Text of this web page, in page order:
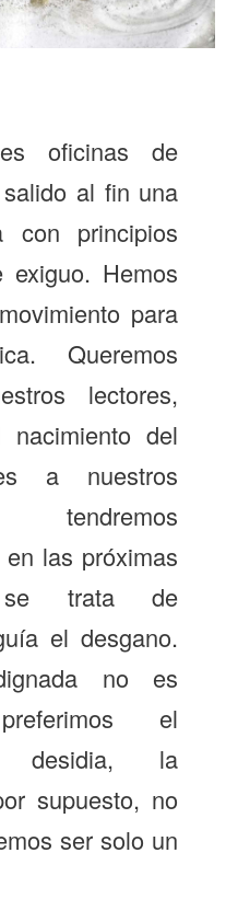
oficinas de
al fin una
con principios
exiguo. Hemos
para
Queremos
lectores,
nacimiento del
a nuestros
las próximas
se trata de
el desgano.
no es
el
desidia, la
supuesto, no
ser solo un